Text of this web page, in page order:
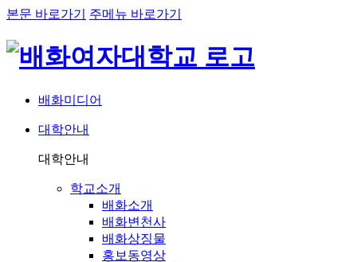
본문 바로가기 주메뉴 바로가기
배화미디어
네비게이션
대학안내
대학안내
학교소개
배화소개
배화변천사
배화상징물
홍보동영상